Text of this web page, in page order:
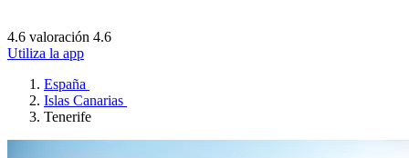
4.6 valoración 4.6
Utiliza la app
España
Islas Canarias
Tenerife